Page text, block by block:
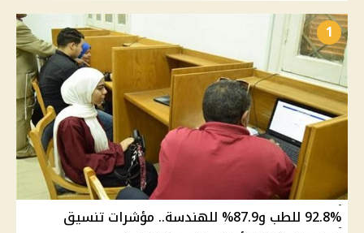
1
92.8% للطب و87.9% للهندسة.. مؤشرات تنسيق